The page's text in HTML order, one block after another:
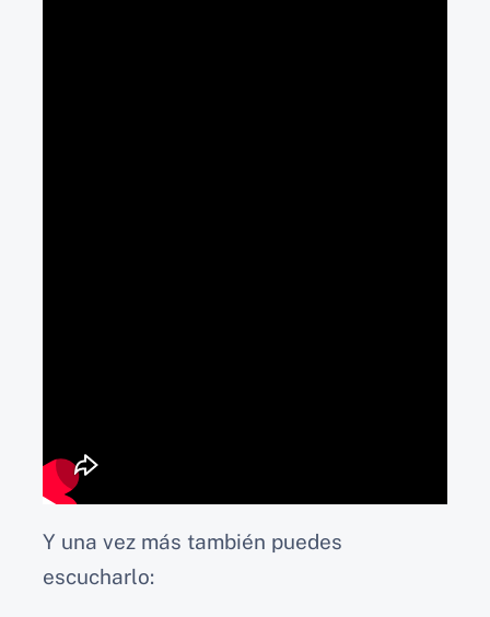
Y una vez más también puedes
escucharlo: